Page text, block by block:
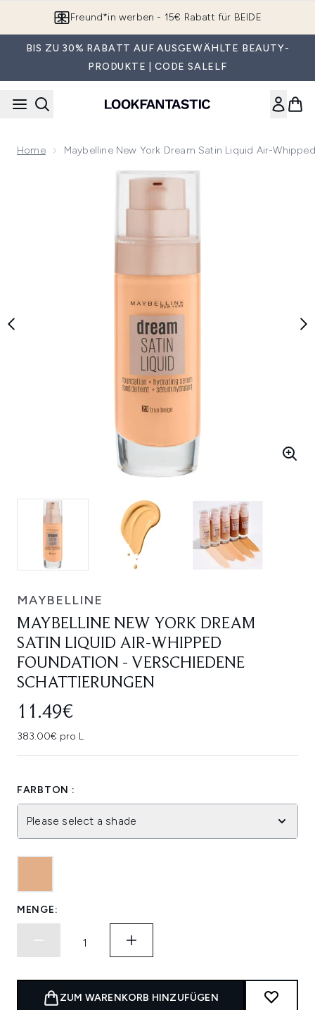
Freund*in werben - 15€ Rabatt für BEIDE
BIS ZU 30% RABATT AUF AUSGEWÄHLTE BEAUTY-
PRODUKTE | CODE SALELF
Home Maybelline New York Dream Satin Liquid Air-
Now showing image 1 Maybelline New York Dream Satin
MAYBELLINE
MAYBELLINE NEW YORK DREAM
SATIN LIQUID AIR-WHIPPED
FOUNDATION - VERSCHIEDENE
SCHATTIERUNGEN
11.49€
383.00€ pro L
FARBTON :
Please select a shade
MENGE:
ZUM WARENKORB HINZUFÜGEN